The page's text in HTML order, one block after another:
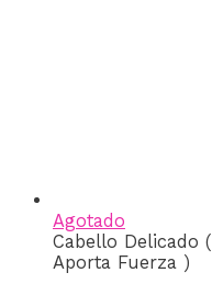
Agotado
Cabello Delicado (
Aporta Fuerza )